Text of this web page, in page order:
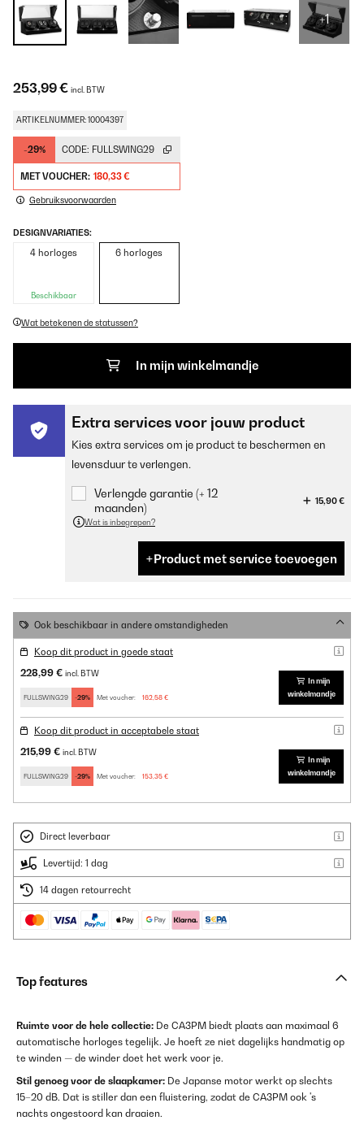
+1
253,99 € incl. BTW
ARTIKELNUMMER: 10004397
-29% CODE: FULLSWING29
MET VOUCHER: 180,33 €
Gebruiksvoorwaarden
DESIGNVARIATIES:
4 horloges
Beschikbaar
6 horloges
Wat betekenen de statussen?
In mijn winkelmandje
Extra services voor jouw product
Kies extra services om je product te beschermen en
levensduur te verlengen.
Verlengde garantie (+ 12
maanden)
15,90 €
Wat is inbegrepen?
Product met service toevoegen
Ook beschikbaar in andere omstandigheden
Koop dit product in goede staat
228,99 € incl. BTW
FULLSWING29 -29% Met voucher: 162,58 €
In mijn
winkelmandje
Koop dit product in acceptabele staat
215,99 € incl. BTW
FULLSWING29 -29% Met voucher: 153,35 €
In mijn
winkelmandje
Direct leverbaar
Levertijd: 1 dag
14 dagen retourrecht
Top features
Ruimte voor de hele collectie: De CA3PM biedt plaats aan maximaal 6
automatische horloges tegelijk. Je hoeft ze niet dagelijks handmatig op
te winden — de winder doet het werk voor je.
Stil genoeg voor de slaapkamer: De Japanse motor werkt op slechts
15–20 dB. Dat is stiller dan een fluistering, zodat de CA3PM ook 's
nachts ongestoord kan draaien.